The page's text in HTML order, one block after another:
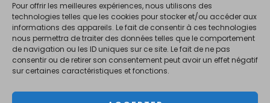
Pour offrir les meilleures expériences, nous utilisons des
technologies telles que les cookies pour stocker et/ou accéder aux
informations des appareils. Le fait de consentir à ces technologies
nous permettra de traiter des données telles que le comportement
de navigation ou les ID uniques sur ce site. Le fait de ne pas
consentir ou de retirer son consentement peut avoir un effet négatif
sur certaines caractéristiques et fonctions.
La consommation d'alcool est vivement déconseillée aux femme
enceintes. La vente d'alcool est interdite au mineurs de moins de 18 ans.
En accédant à ce site et à nos offres, vous déclarez avoir 18 ans révolus.